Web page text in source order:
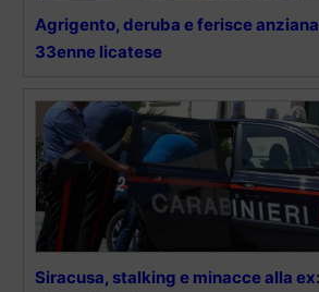
Agrigento, deruba e ferisce
33enne licatese
Siracusa, stalking e minacce alla